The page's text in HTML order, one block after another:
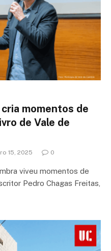
momentos de
de Vale de
15, 2025 0
viveu momentos de
Pedro Chagas Freitas,